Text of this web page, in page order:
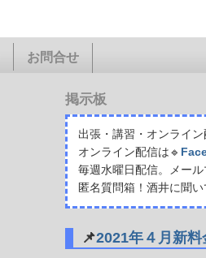
お問合せ
掲示板
出張・講習・オンライ
オンライン配信は🔹
毎週水曜日配信。メー
匿名質問箱！酒井に聞
📌2021年４月新